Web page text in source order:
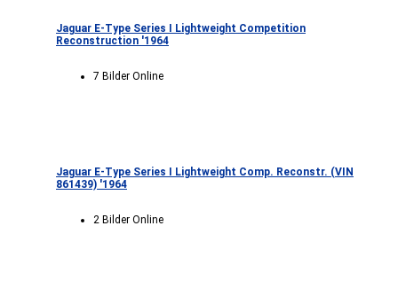
Jaguar E-Type Series I Lightweight Competition
Reconstruction '1964
7 Bilder Online
Jaguar E-Type Series I Lightweight Comp. Reconstr. (VIN
861439) '1964
2 Bilder Online